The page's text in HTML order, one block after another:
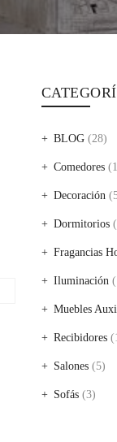
BLOG(28)
Comedores
Decoración
Dormitorios
Fragancias
Iluminación
Muebles
Recibidores
Salones(5)
Sofás(3)